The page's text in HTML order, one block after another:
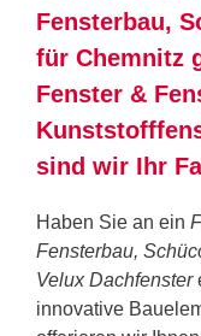
Fensterbau,
für Chemnitz
Fenster &
sind wir Ihr
Haben Sie an ein
Fensterbau,
Velux Dachfenster
innovative